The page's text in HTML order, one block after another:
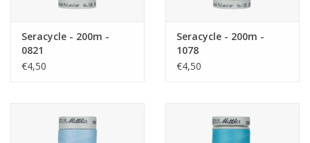
Seracycle - 200m -
0821
€4,50
Seracycle - 200m -
1078
€4,50